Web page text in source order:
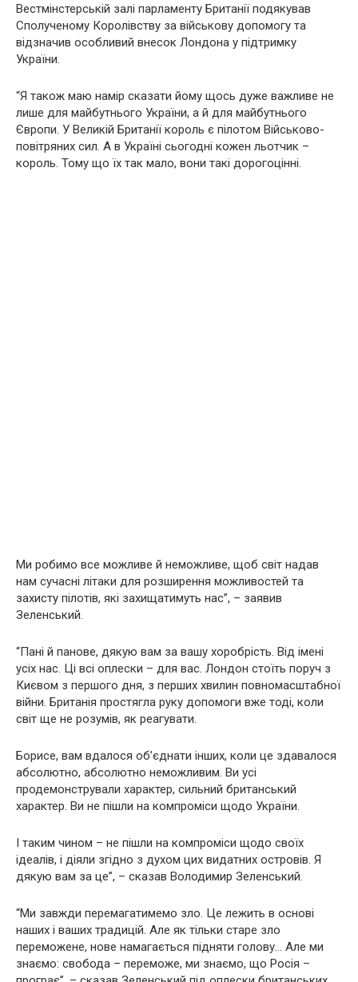
Вестмінстерській залі парламенту Британії подякував
Сполученому Королівству за військову допомогу та
відзначив особливий внесок Лондона у підтримку
України.
“Я також маю намір сказати йому щось дуже важливе не
лише для майбутнього України, а й для майбутнього
Європи. У Великій Британії король є пілотом Військово-
повітряних сил. А в Україні сьогодні кожен льотчик –
король. Тому що їх так мало, вони такі дорогоцінні.
Ми робимо все можливе й неможливе, щоб світ надав
нам сучасні літаки для розширення можливостей та
захисту пілотів, які захищатимуть нас”, – заявив
Зеленський.
“Пані й панове, дякую вам за вашу хоробрість. Від імені
усіх нас. Ці всі оплески – для вас. Лондон стоїть поруч з
Києвом з першого дня, з перших хвилин повномасштабної
війни. Британія простягла руку допомоги вже тоді, коли
світ ще не розумів, як реагувати.
Борисе, вам вдалося об’єднати інших, коли це здавалося
абсолютно, абсолютно неможливим. Ви усі
продемонстрували характер, сильний британський
характер. Ви не пішли на компроміси щодо України.
І таким чином – не пішли на компроміси щодо своїх
ідеалів, і діяли згідно з духом цих видатних островів. Я
дякую вам за це”, – сказав Володимир Зеленський.
“Ми завжди перемагатимемо зло. Це лежить в основі
наших і ваших традицій. Але як тільки старе зло
переможене, нове намагається підняти голову… Але ми
знаємо: свобода – переможе, ми знаємо, що Росія –